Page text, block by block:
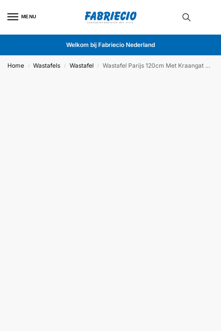
MENU
Welkom bij Fabriecio Nederland
Home / Wastafels / Wastafel / Wastafel Parijs 120cm Met Kraangat Wit